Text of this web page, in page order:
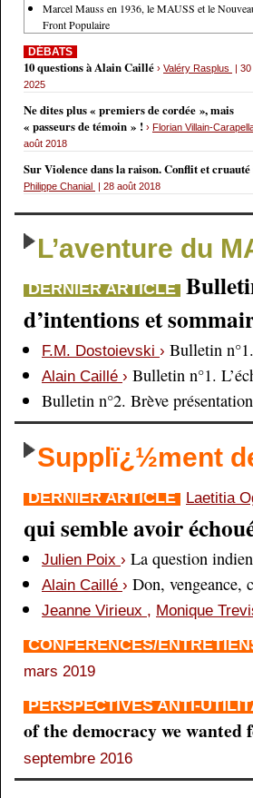
Marcel Mauss en 1936, le MAUSS et le
Front Populaire
DÉBATS
10 questions à Alain Caillé › Valéry Rasplus
|
2025
Ne dites plus « premiers de cordée », mais
« passeurs de témoin » ! › Florian Villain-
août 2018
Sur Violence dans la raison. Conflit et cruauté
Philippe Chanial | 28 août 2018
L’aventure du
DERNIER ARTICLE
d’intentions et
F.M. Dostoievski › Bulletin
Alain Caillé › Bulletin n°1.
Bulletin n°2. Brève
Supplï¿½ment
DERNIER ARTICLE Laetitia
qui semble avoir
Julien Poix › La question
Alain Caillé › Don, vengeance,
Jeanne Virieux , Monique
CONFÉRENCES/
mars 2019
PERSPECTIVES ANTI-
of the democracy we wanted
septembre 2016